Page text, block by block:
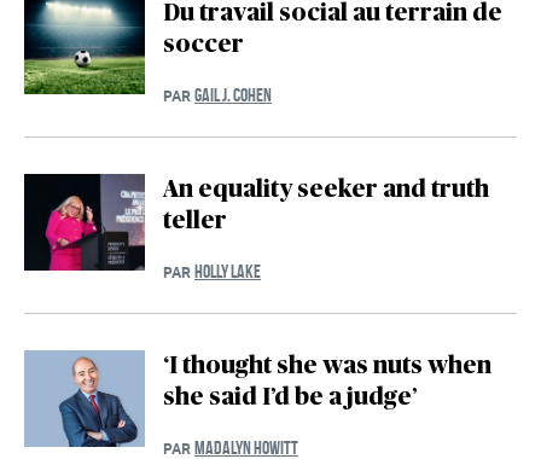
Du travail social au terrain de
soccer
PAR GAIL J. COHEN
An equality seeker and truth
teller
PAR HOLLY LAKE
‘I thought she was nuts when
she said I’d be a judge’
PAR MADALYN HOWITT